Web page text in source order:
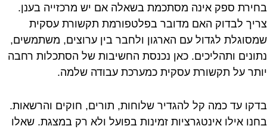
בחירת ספק אינה מסתכמת בשאלה אם יש מרכזייה בענן.
צריך לבדוק האם מדובר בפלטפורמת תקשורת עסקית
שמסוגלת לגדול עם הארגון ולחבר בין ערוצים, משתמשים,
נתונים ותהליכים. כאן נכנסת החשיבות של הסתכלות רחבה
יותר על תקשורת עסקית כמערכת עבודה שלמה.
בדקו עד כמה קל להגדיר שלוחות, תורים, חוקים והרשאות.
בחנו אילו אינטגרציות זמינות בפועל ולא רק במצגת. שאלו